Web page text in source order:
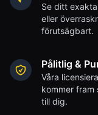
Se ditt
eller
förutsägbart.
Pålitlig &
Våra
kommer
till dig.